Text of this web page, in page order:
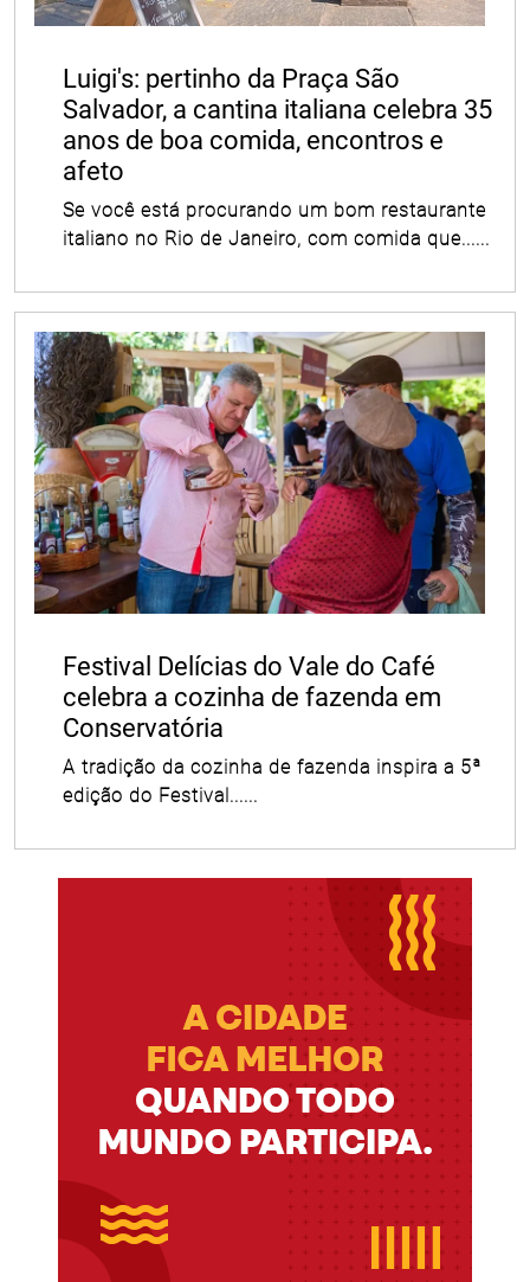
Luigi's: pertinho da Praça São
Salvador, a cantina italiana celebra 35
anos de boa comida, encontros e
afeto
Se você está procurando um bom restaurante
italiano no Rio de Janeiro, com comida que......
Festival Delícias do Vale do Café
celebra a cozinha de fazenda em
Conservatória
A tradição da cozinha de fazenda inspira a 5ª
edição do Festival......